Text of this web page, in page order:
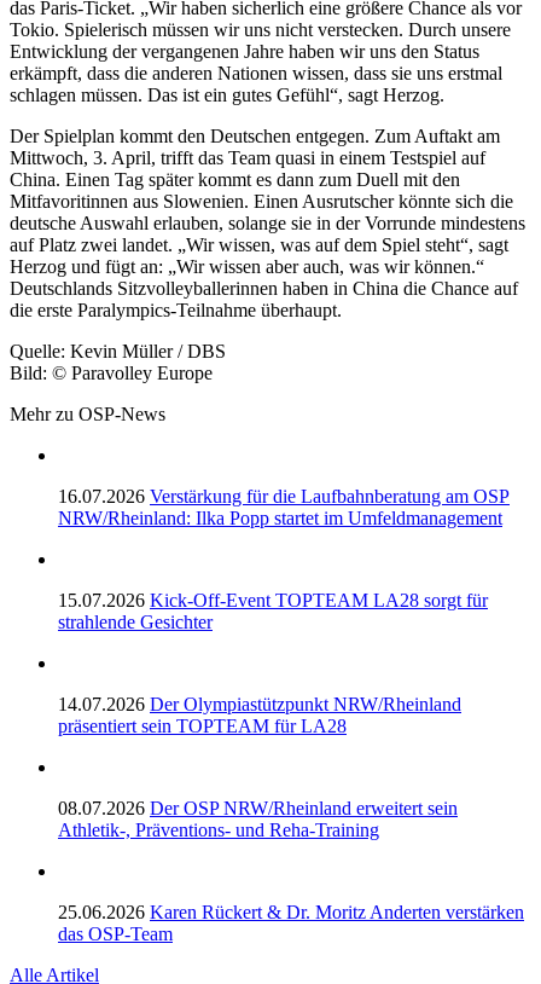
das Paris-Ticket. „Wir haben sicherlich eine größere Chance als vor
Tokio. Spielerisch müssen wir uns nicht verstecken. Durch unsere
Entwicklung der vergangenen Jahre haben wir uns den Status
erkämpft, dass die anderen Nationen wissen, dass sie uns erstmal
schlagen müssen. Das ist ein gutes Gefühl“, sagt Herzog.
Der Spielplan kommt den Deutschen entgegen. Zum Auftakt am
Mittwoch, 3. April, trifft das Team quasi in einem Testspiel auf
China. Einen Tag später kommt es dann zum Duell mit den
Mitfavoritinnen aus Slowenien. Einen Ausrutscher könnte sich die
deutsche Auswahl erlauben, solange sie in der Vorrunde mindestens
auf Platz zwei landet. „Wir wissen, was auf dem Spiel steht“, sagt
Herzog und fügt an: „Wir wissen aber auch, was wir können.“
Deutschlands Sitzvolleyballerinnen haben in China die Chance auf
die erste Paralympics-Teilnahme überhaupt.
Quelle: Kevin Müller / DBS
Bild: © Paravolley Europe
Mehr zu OSP-News
16.07.2026 Verstärkung für die Laufbahnberatung am OSP
NRW/Rheinland: Ilka Popp startet im Umfeldmanagement
15.07.2026 Kick-Off-Event TOPTEAM LA28 sorgt für
strahlende Gesichter
14.07.2026 Der Olympiastützpunkt NRW/Rheinland
präsentiert sein TOPTEAM für LA28
08.07.2026 Der OSP NRW/Rheinland erweitert sein
Athletik-, Präventions- und Reha-Training
25.06.2026 Karen Rückert & Dr. Moritz Anderten verstärken
das OSP-Team
Alle Artikel